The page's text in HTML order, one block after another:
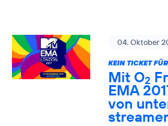
04. Oktober
KEIN TICKET
Mit O2
EMA
von